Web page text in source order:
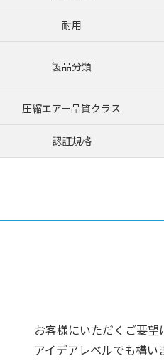
耐用
製品分類
圧縮エアー品質クラス
認証規格
お客様にいただくご要
アイデアレベルでも構